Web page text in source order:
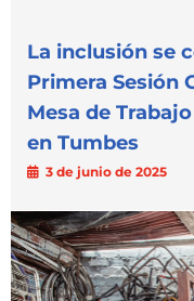
La inclusión se
Primera Sesión
Mesa de
en Tumbes
3 de junio de 2025